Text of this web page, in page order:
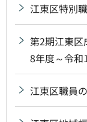
江東区特別
第2期江東区
8年度～令和
江東区職員